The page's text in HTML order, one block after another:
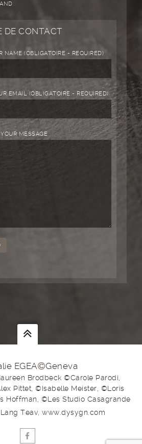
DE CONTACT
NAME (OBLIGATOIRE - REQUIRED)
EMAIL (OBLIGATOIRE - REQUIRED)
MESSAGE
EGEA Geneva
Brodbeck ©Carole Parodi,
Pittet, ©Isabelle Meister, ©Loris
Hoffman, ©Les Studio Casagrande
Teav, www.dysygn.com